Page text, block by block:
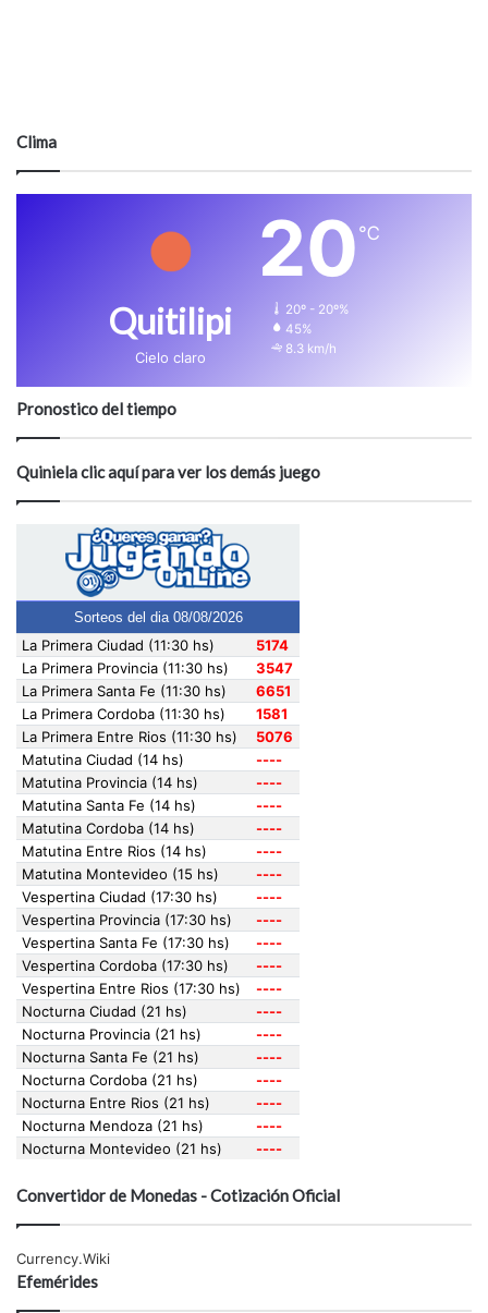
Clima
Quitilipi
Cielo claro
20 ℃
20º - 20º%
45%
8.3 km/h
Pronostico del tiempo
Quiniela clic aquí para ver los demás juego
Convertidor de Monedas - Cotización Oficial
Currency.Wiki
Efemérides